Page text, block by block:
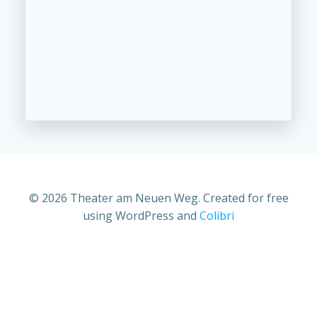
© 2026 Theater am Neuen Weg. Created for free
using WordPress and Colibri